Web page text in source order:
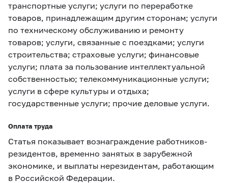
транспортные услуги; услуги по переработке
товаров, принадлежащим другим сторонам; услуги
по техническому обслуживанию и ремонту
товаров; услуги, связанные с поездками; услуги
строительства; страховые услуги; финансовые
услуги; плата за пользование интеллектуальной
собственностью; телекоммуникационные услуги;
услуги в сфере культуры и отдыха;
государственные услуги; прочие деловые услуги.
Оплата труда
Статья показывает вознаграждение работников-
резидентов, временно занятых в зарубежной
экономике, и выплаты нерезидентам, работающим
в Российской Федерации.